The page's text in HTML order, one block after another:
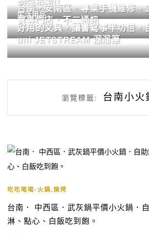
台南．安南區．專業手機維修、
賣專門店．不二通訊
生活用品
好用的文具，讓書寫事半功倍，
uni JETSTREAM 溜溜筆
瀏覽標籤: 台南小火
吃吃喝喝-火鍋.燒烤
台南． 中西區．武灰鍋平價小火鍋．
淋、點心、白飯吃到飽。